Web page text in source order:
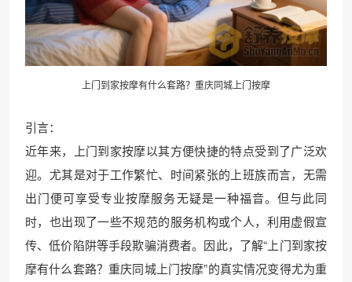
上门到家按摩有什么套路？重庆同城上门按摩
引言：
近年来，上门到家按摩以其方便快捷的特点受到了广泛欢
迎。尤其是对于工作繁忙、时间紧张的上班族而言，无需
出门便可享受专业按摩服务无疑是一种福音。但与此同
时，也出现了一些不规范的服务机构或个人，利用虚假宣
传、低价陷阱等手段欺骗消费者。因此，了解“上门到家按
摩有什么套路？重庆同城上门按摩”的真实情况变得尤为重